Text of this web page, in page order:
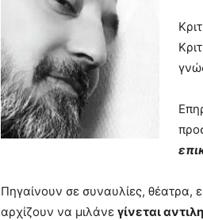
show.
desi
xxx
brandi
lyons
teaches
you
of
pain.
Πηγαίνουν σε συναυλίες, θέατρα,
αρχίζουν να μιλάνε γίνεται